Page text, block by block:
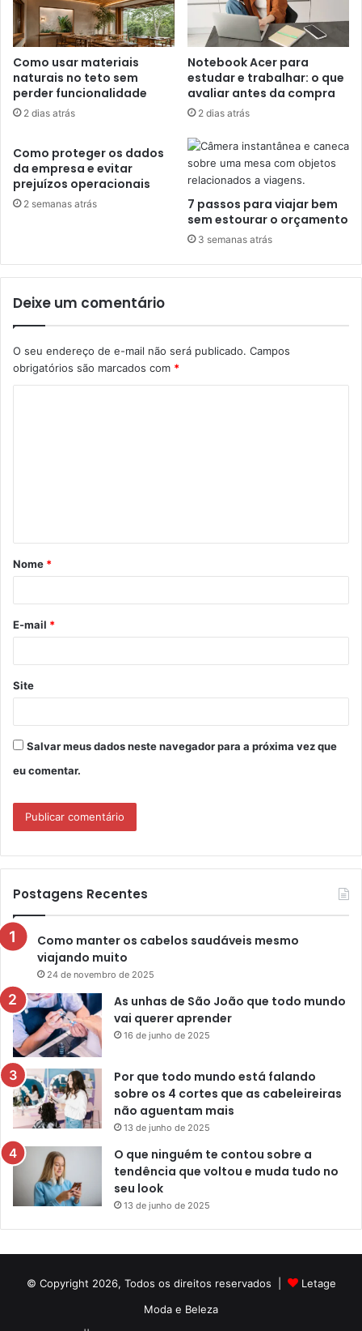
Como usar materiais
naturais no teto sem
perder funcionalidade
2 dias atrás
Notebook Acer para
estudar e trabalhar: o que
avaliar antes da compra
2 dias atrás
Como proteger os dados
da empresa e evitar
prejuízos operacionais
2 semanas atrás
7 passos para viajar bem
sem estourar o orçamento
3 semanas atrás
Deixe um comentário
O seu endereço de e-mail não será publicado. Campos
obrigatórios são marcados com *
á
r
*
Nome *
E-mail *
Site
Salvar meus dados neste navegador para a próxima vez que
eu comentar.
Postagens Recentes
Como manter os cabelos saudáveis mesmo
viajando muito
24 de novembro de 2025
As unhas de São João que todo mundo
vai querer aprender
16 de junho de 2025
Por que todo mundo está falando
sobre os 4 cortes que as cabeleireiras
não aguentam mais
13 de junho de 2025
O que ninguém te contou sobre a
tendência que voltou e muda tudo no
seu look
13 de junho de 2025
© Copyright 2026, Todos os direitos reservados |
Letage
Moda e Beleza